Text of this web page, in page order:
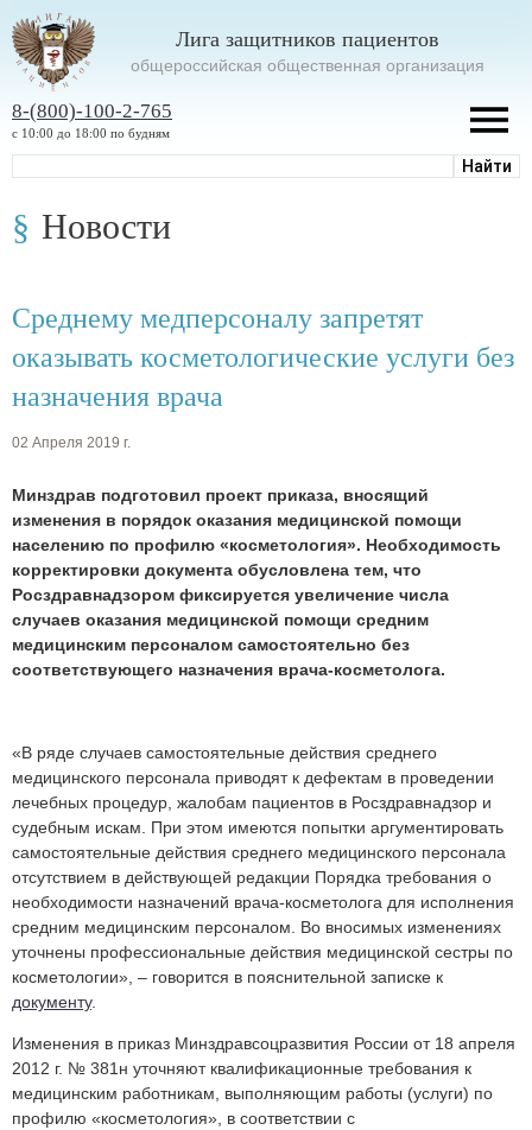
Лига защитников пациентов
oбщероссийская общественная организация
8-(800)-100-2-765
с 10:00 до 18:00 по будням
Новости
Среднему медперсоналу запретят
оказывать косметологические услуги без
назначения врача
02 Апреля 2019 г.
Минздрав подготовил проект приказа, вносящий
изменения в порядок оказания медицинской помощи
населению по профилю «косметология». Необходимость
корректировки документа обусловлена тем, что
Росздравнадзором фиксируется увеличение числа
случаев оказания медицинской помощи средним
медицинским персоналом самостоятельно без
соответствующего назначения врача-косметолога.
«В ряде случаев самостоятельные действия среднего
медицинского персонала приводят к дефектам в проведении
лечебных процедур, жалобам пациентов в Росздравнадзор и
судебным искам. При этом имеются попытки аргументировать
самостоятельные действия среднего медицинского персонала
отсутствием в действующей редакции Порядка требования о
необходимости назначений врача-косметолога для исполнения
средним медицинским персоналом. Во вносимых изменениях
уточнены профессиональные действия медицинской сестры по
косметологии», – говорится в пояснительной записке к
документу.
Изменения в приказ Минздравсоцразвития России от 18 апреля
2012 г. № 381н уточняют квалификационные требования к
медицинским работникам, выполняющим работы (услуги) по
профилю «косметология», в соответствии с